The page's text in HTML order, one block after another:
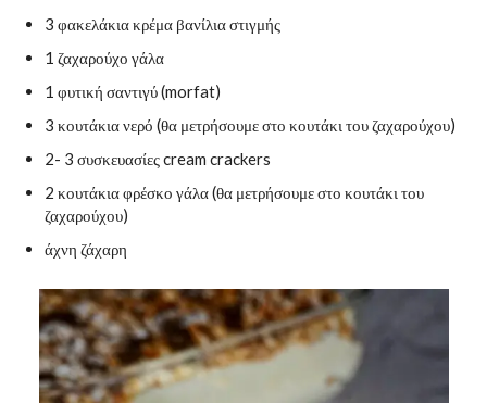
3 φακελάκια κρέμα βανίλια στιγμής
1 ζαχαρούχο γάλα
1 φυτική σαντιγύ (morfat)
3 κουτάκια νερό (θα μετρήσουμε στο κουτάκι του ζαχαρούχου)
2- 3 συσκευασίες cream crackers
2 κουτάκια φρέσκο γάλα (θα μετρήσουμε στο κουτάκι του
ζαχαρούχου)
άχνη ζάχαρη